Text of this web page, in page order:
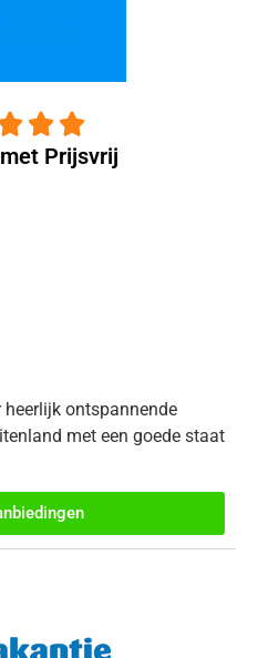
 
Prijsvrij
ontspannende
met een goede staat